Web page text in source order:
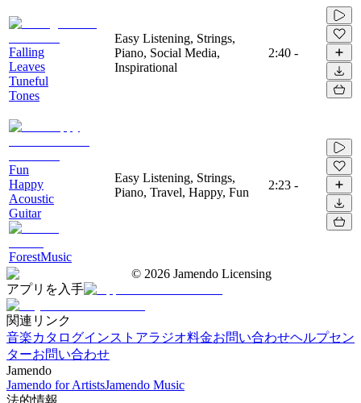
Falling
Leaves
Tuneful
Tones
Easy Listening, Strings,
Piano, Social Media,
Inspirational
2:40 -
Fun
Happy
Acoustic
Guitar
ForestMusic
Easy Listening, Strings,
Piano, Travel, Happy, Fun
2:23 -
© 2026 Jamendo Licensing
アプリを入手
関連リンク
音楽カタログインストアラジオ料金お問い合わせヘルプセン
ターお問い合わせ
Jamendo
Jamendo for ArtistsJamendo Music
法的情報